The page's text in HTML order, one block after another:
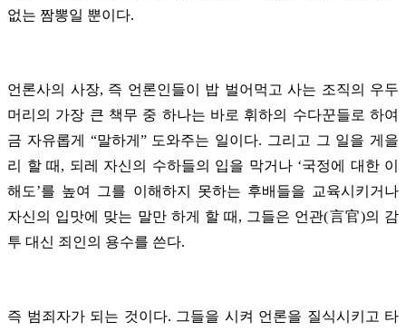
없는 짬뽕일 뿐이다.
언론사의 사장, 즉 언론인들이 밥 벌어먹고 사는 조직의 우두
머리의 가장 큰 책무 중 하나는 바로 휘하의 수다꾼들로 하여
금 자유롭게 “말하게” 도와주는 일이다. 그리고 그 일을 게을
리 할 때, 되레 자신의 수하들의 입을 막거나 ‘국정에 대한 이
해도’를 높여 그를 이해하지 못하는 후배들을 교육시키거나
자신의 입맛에 맞는 말만 하게 할 때, 그들은 언관(言官)의 감
투 대신 죄인의 용수를 쓴다.
즉 범죄자가 되는 것이다. 그들을 시켜 언론을 질식시키고 타